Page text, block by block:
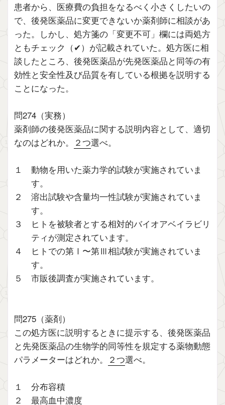
患者から、医療費の負担をなるべく小さくしたいの
で、後発医薬品に変更できないか薬剤師に相談があ
った。しかし、処方箋の「変更不可」欄には両処方
ともチェック（✔︎）が記載されていた。処方医に相
談したところ、後発医薬品が先発医薬品と同等の有
効性と安全性及び品質を有している根拠を説明する
ことになった。
問274（実務）
薬剤師の後発医薬品に関する説明内容として、適切
なのはどれか。
２つ選べ。
１ 動物を用いた薬力学的試験が実施されていま
す。
２ 溶出試験や含量均一性試験が実施されていま
す。
３ ヒトを被験者とする相対的バイオアベイラビリ
ティが測定されています。
４ ヒトでの第Ⅰ〜第Ⅲ相試験が実施されていま
す。
５ 市販後調査が実施されています。
問275（薬剤）
この処方医に説明するときに提示する、後発医薬品
と先発医薬品の生物学的同等性を規定する薬物動態
パラメーターはどれか。
２つ選べ。
１ 分布容積
２ 最高血中濃度